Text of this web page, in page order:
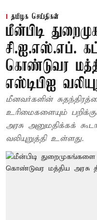
தமிழக செய்திகள்
மீன்பிடி
சி.ஐ.எஸ்.எப்.
கொண்டுவர
எஸ்டிபிஐ
மீனவர்களின்
உரிமைகளையும்
அரசு அனுமதிக்கக்
வலியுறுத்தி உள்ளது.